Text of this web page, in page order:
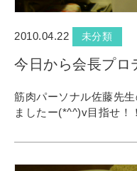
2010.04.22 未分類
今日から会長プ
筋肉パーソナル佐藤先
ましたー(*^^)v目指